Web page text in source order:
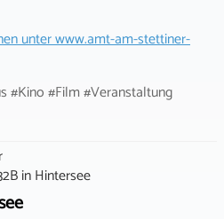
unterwww.amt-am-stettiner-
#Kino #Film #Veranstaltung
inHintersee